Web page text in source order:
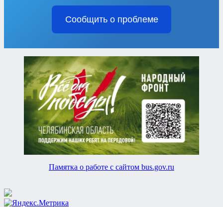
Сообщить о проблеме
Памятка о работе с сайтом bus.gov.ru